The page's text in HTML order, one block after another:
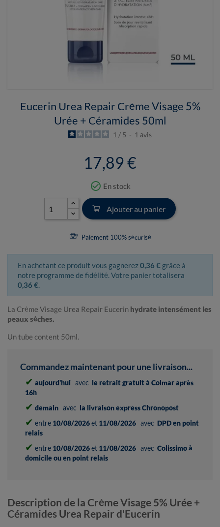
Eucerin Urea Repair Crème Visage 5%
Urée + Céramides 50ml
1 / 5 - 1 avis
17,89 €
check_circle_outline En stock
Ajouter au panier
Paiement 100% sécurisé
En achetant ce produit vous gagnerez0,36 € grâce à
notre programme de fidélité. Votre panier totalisera
0,36 €.
La Crème Visage Urea Repair Eucerin hydrate intensément les
peaux sèches.
Un tube content 50ml.
Commandez maintenant pour une livraison...
✔ aujourd'hui avec le retrait gratuit à Colmar après
16h
✔ demain avec la livraison express Chronopost
✔ entre 10/08/2026et 11/08/2026 avec DPD en point
relais
✔ entre 10/08/2026et 11/08/2026 avec Colissimo à
domicile ou en point relais
Description de la Crème Visage 5% Urée +
Céramides Urea Repair d'Eucerin